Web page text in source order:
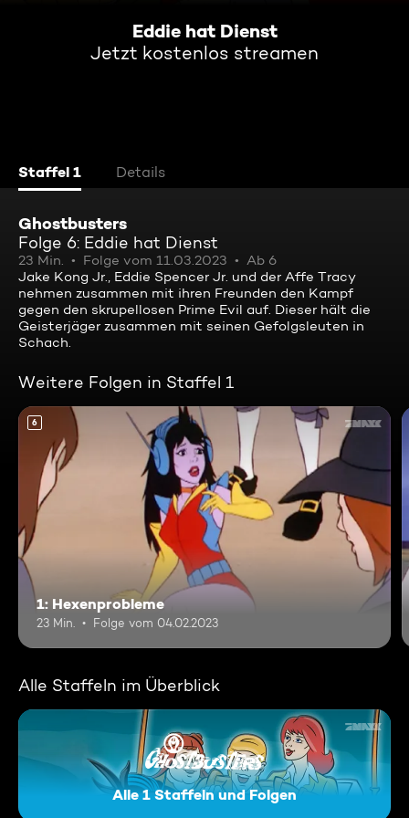
Eddie hat Dienst
Jetzt kostenlos streamen
Staffel 1 Details
Ghostbusters
Folge 6: Eddie hat Dienst
23 Min. Folge vom 11.03.2023
Ab 6
Jake Kong Jr., Eddie Spencer Jr. und der Affe Tracy
nehmen zusammen mit ihren Freunden den Kampf
gegen den skrupellosen Prime Evil auf. Dieser hält die
Geisterjäger zusammen mit seinen Gefolgsleuten in
Schach.
Weitere Folgen in Staffel 1
6
1: Hexenprobleme
23 Min. Folge vom 04.02.2023
Alle Staffeln im Überblick
Alle 1 Staffeln und Folgen